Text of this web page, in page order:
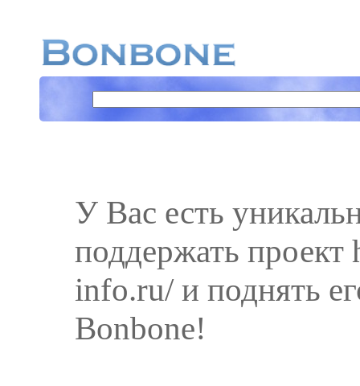
У Вас есть
поддержать
info.ru/ и поднять
Bonbone!